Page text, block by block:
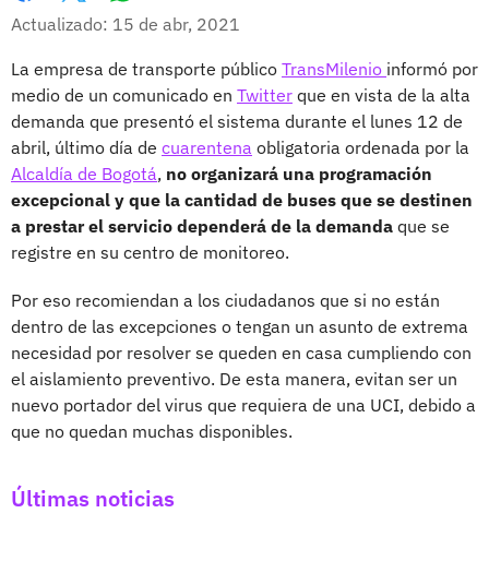
Facebook
X
Actualizado: 15 de abr, 2021
La empresa de transporte público TransMilenio informó por
medio de un comunicado en Twitter que en vista de la alta
demanda que presentó el sistema durante el lunes 12 de
abril, último día de cuarentena obligatoria ordenada por la
Alcaldía de Bogotá, no organizará una programación
excepcional y que la cantidad de buses que se destinen
a prestar el servicio dependerá de la demanda que se
registre en su centro de monitoreo.
Por eso recomiendan a los ciudadanos que si no están
dentro de las excepciones o tengan un asunto de extrema
necesidad por resolver se queden en casa cumpliendo con
el aislamiento preventivo. De esta manera, evitan ser un
nuevo portador del virus que requiera de una UCI, debido a
que no quedan muchas disponibles.
Últimas noticias